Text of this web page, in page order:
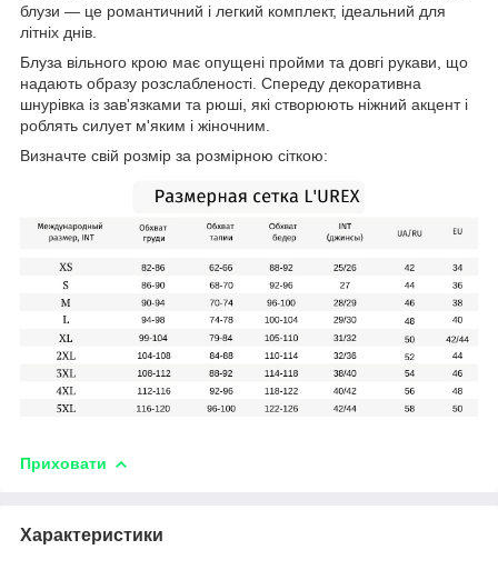
блузи — це романтичний і легкий комплект, ідеальний для
літніх днів.
Блуза вільного крою має опущені пройми та довгі рукави, що
надають образу розслабленості. Спереду декоративна
шнурівка із зав'язками та рюші, які створюють ніжний акцент і
роблять силует м'яким і жіночним.
Визначте свій розмір за розмірною сіткою:
Приховати
Характеристики